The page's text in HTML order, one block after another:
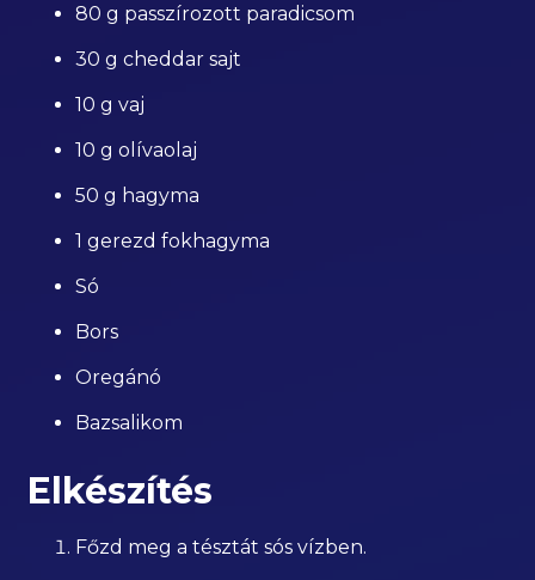
80 g passzírozott paradicsom
30 g cheddar sajt
10 g vaj
10 g olívaolaj
50 g hagyma
1 gerezd fokhagyma
Só
Bors
Oregánó
Bazsalikom
Elkészítés
Főzd meg a tésztát sós vízben.